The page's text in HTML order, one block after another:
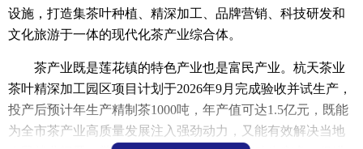
设施，打造集茶叶种植、精深加工、品牌营销、科技研发和
文化旅游于一体的现代化茶产业综合体。
茶产业既是莲花镇的特色产业也是富民产业。杭天茶业
茶叶精深加工园区项目计划于2026年9月完成验收并试生产，
投产后预计年生产精制茶1000吨，年产值可达1.5亿元，既能
为全市茶产业高质量发展注入强劲动力，又能有效解决当地